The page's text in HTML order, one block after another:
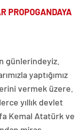
PROPOGANDAYA
günlerindeyiz.
yaptığımız
vermek üzere.
yıllık devlet
Kemal Atatürk ve